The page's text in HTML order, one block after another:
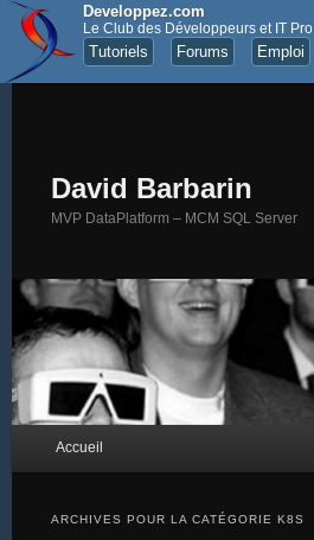
Developpez.com
Le Club des Développeurs et IT Pro
Tutoriels Forums Emploi
David Barbarin
MVP DataPlatform – MCM SQL Server
Aller au contenu principal
Aller au contenu secondaire
Accueil
ARCHIVES POUR LA CATÉGORIE K8S